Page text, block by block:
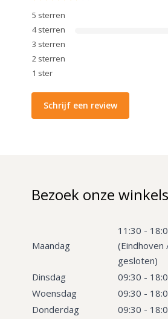
5 sterren
4 sterren
3 sterren
2 sterren
1 ster
Schrijf een review
Bezoek onze
Maandag
11:30 -
(Eindhoven
gesloten)
Dinsdag
09:30 -
Woensdag
09:30 -
Donderdag
09:30 -